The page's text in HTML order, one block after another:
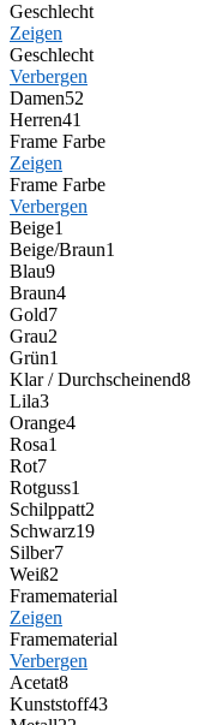
Geschlecht
Zeigen
Geschlecht
Verbergen
Damen52
Herren41
Frame Farbe
Zeigen
Frame Farbe
Verbergen
Beige1
Beige/Braun1
Blau9
Braun4
Gold7
Grau2
Grün1
Klar / Durchscheinend8
Lila3
Orange4
Rosa1
Rot7
Rotguss1
Schilppatt2
Schwarz19
Silber7
Weiß2
Framematerial
Zeigen
Framematerial
Verbergen
Acetat8
Kunststoff43